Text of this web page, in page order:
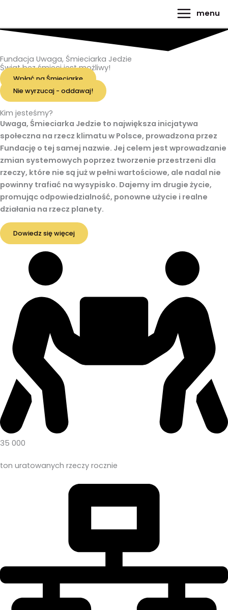
treści
Main
Menu
menu
Fundacja Uwaga, Śmieciarka Jedzie
Świat bez śmieci jest możliwy!
Wpłać na Śmieciarkę
Nie wyrzucaj - oddawaj!
Kim jesteśmy?
Uwaga, Śmieciarka Jedzie to największa inicjatywa
społeczna na rzecz klimatu w Polsce, prowadzona przez
Fundację o tej samej nazwie. Jej celem jest wprowadzanie
zmian systemowych poprzez tworzenie przestrzeni dla
rzeczy, które nie są już w pełni wartościowe, ale nadal nie
powinny trafiać na wysypisko. Dajemy im drugie życie,
promując odpowiedzialność, ponowne użycie i realne
działania na rzecz planety.
Dowiedz się więcej
35 000
ton uratowanych rzeczy rocznie